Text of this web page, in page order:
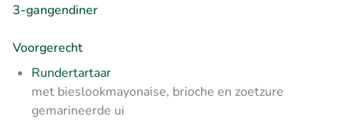
3-gangendiner
Voorgerecht
Rundertartaar
met bieslookmayonaise, brioche en zoetzure
gemarineerde ui